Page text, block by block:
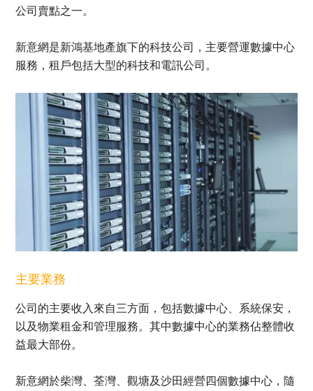
公司賣點之一。
新意網是新鴻基地產旗下的科技公司，主要營運數據中心
服務，租戶包括大型的科技和電訊公司。
主要業務
公司的主要收入來自三方面，包括數據中心、系統保安，
以及物業租金和管理服務。其中數據中心的業務佔整體收
益最大部份。
新意網於柴灣、荃灣、觀塘及沙田經營四個數據中心，隨